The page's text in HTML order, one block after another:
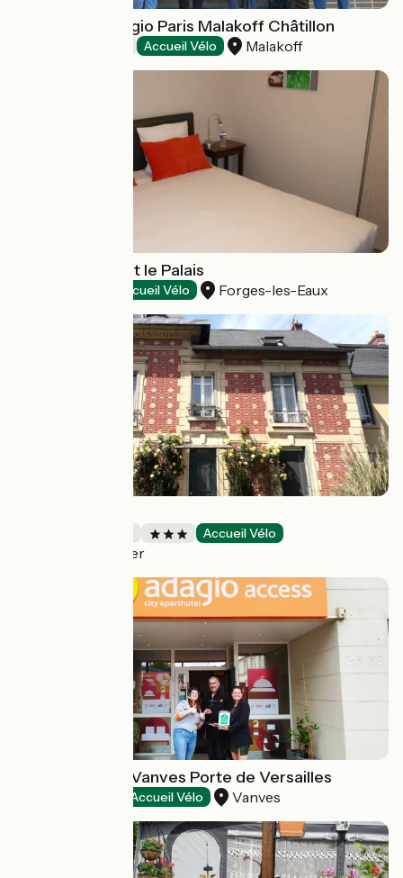
Aparthotel Adagio Paris Malakoff Châtillon
Accueil Vélo Malakoff
Hôtel La Robe et le Palais
Accueil Vélo Forges-les-Eaux
Accueil Vélo
Jouy-le-Moutier
Adagio Access Vanves Porte de Versailles
Accueil Vélo Vanves